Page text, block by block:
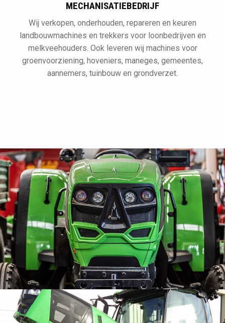
MECHANISATIEBEDRIJF
Wij verkopen, onderhouden, repareren en keuren
landbouwmachines en trekkers voor loonbedrijven en
melkveehouders. Ook leveren wij machines voor
groenvoorziening, hoveniers, maneges, gemeentes,
aannemers, tuinbouw en grondverzet.